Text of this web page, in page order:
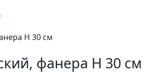
H 30 см
фанера H 30 см